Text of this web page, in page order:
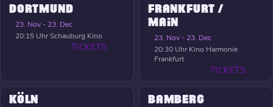
DORTMUND
23. Nov - 23. Dec
20:15 UhrSchauburg Kino
TICKETS
FRANKFURT /
MAIN
23. Nov - 23. Dec
20:30 Uhr Kino Harmonie
Frankfurt
TICKETS
KÖLN BAMBERG